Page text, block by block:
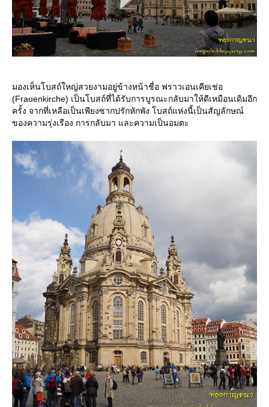
มองเห็นโบสถ์ใหญ่สวยงามอยู่ข้างหน้าชื่อ ฟราวเอนเคียเช่อ
(Frauenkirche) เป็นโบสถ์ที่ได้รับการบูรณะกลับมาให้ดีเหมือนเดิมอีก
ครั้ง จากที่เหลือเป็นเพียงซากปรักหักพัง โบสถ์แห่งนี้เป็นสัญลักษณ์
ของความรุ่งเรือง การกลับมา และความเป็นอมตะ